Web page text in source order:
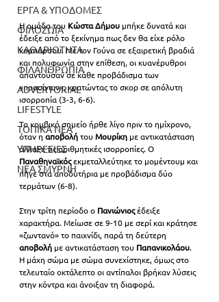
ΕΡΓΑ & ΥΠΟΔΟΜΕΣ
ΦΙΛΟΖΩΙΑ
ΚΑΘΑΡΙΟΤΗΤΑ
ΦΙΛΑΝΘΡΩΠΙΑ
ADVERTORIAL
LIFESTYLE
ΤΟΠΙΚΑ ΝΕΑ
ΥΠΗΡΕΣΙΕΣ
ΝΕΑ ΣΜΥΡΝΗ
Η ομάδα του Κώστα Δήμου μπήκε δυνατά και
έδειξε από το ξεκίνημα πως δεν θα είχε ρόλο
κομπάρσου. Με τον Γούνα σε εξαιρετική βραδιά
και πολυφωνία στην επίθεση, οι κυανέρυθροι
απαντούσαν σε κάθε προβάδισμα των
«πρασίνων», κρατώντας το σκορ σε απόλυτη
ισορροπία (3-3, 6-6).
Το κομβικό σημείο ήρθε λίγο πριν το ημίχρονο,
όταν η αποβολή του Μουρίκη με αντικατάσταση
άλλαξε τις αριθμητικές ισορροπίες. Ο
Παναθηναϊκός εκμεταλλεύτηκε το μομέντουμ και
πήγε στα αποδυτήρια με προβάδισμα δύο
τερμάτων (6-8).
Στην τρίτη περίοδο ο Πανιώνιος έδειξε
χαρακτήρα. Μείωσε σε 9-10 με σερί και κράτησε
«ζωντανό» το παιχνίδι, παρά τη δεύτερη
αποβολή με αντικατάσταση του Παπανικολάου.
Η μάχη σώμα με σώμα συνεχίστηκε, όμως στο
τελευταίο οκτάλεπτο οι αντίπαλοι βρήκαν λύσεις
στην κόντρα και άνοιξαν τη διαφορά.